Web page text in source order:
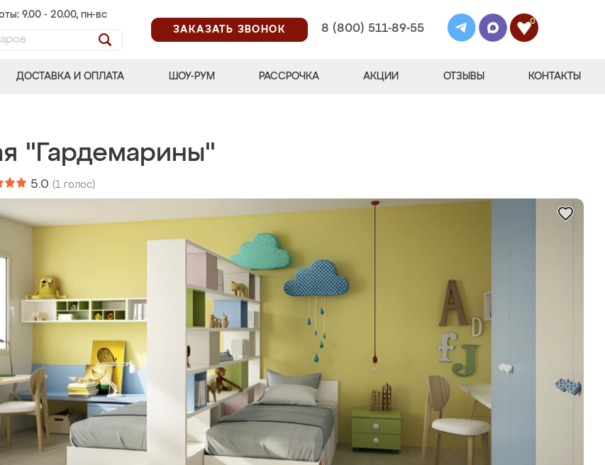
9.00 - 20.00, пн-вс
ЗАКАЗАТЬ ЗВОНОК
8 (800) 511-89-55
0
ДОСТАВКА И ОПЛАТА ШОУ-РУМ РАССРОЧКА АКЦИИ ОТЗЫВЫ КОНТАКТЫ
"Гардемарины"
5.0 (1 голос)